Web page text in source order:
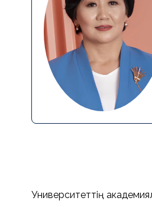
Университеттің